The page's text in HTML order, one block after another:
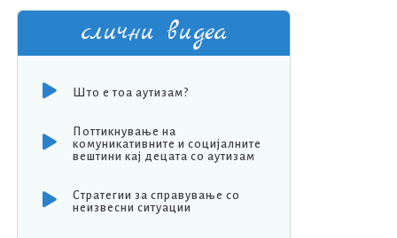
слични видеа
Што е тоа аутизам?
Поттикнување на
комуникативните и социјалните
вештини кај децата со аутизам
Стратегии за справување со
неизвесни ситуации